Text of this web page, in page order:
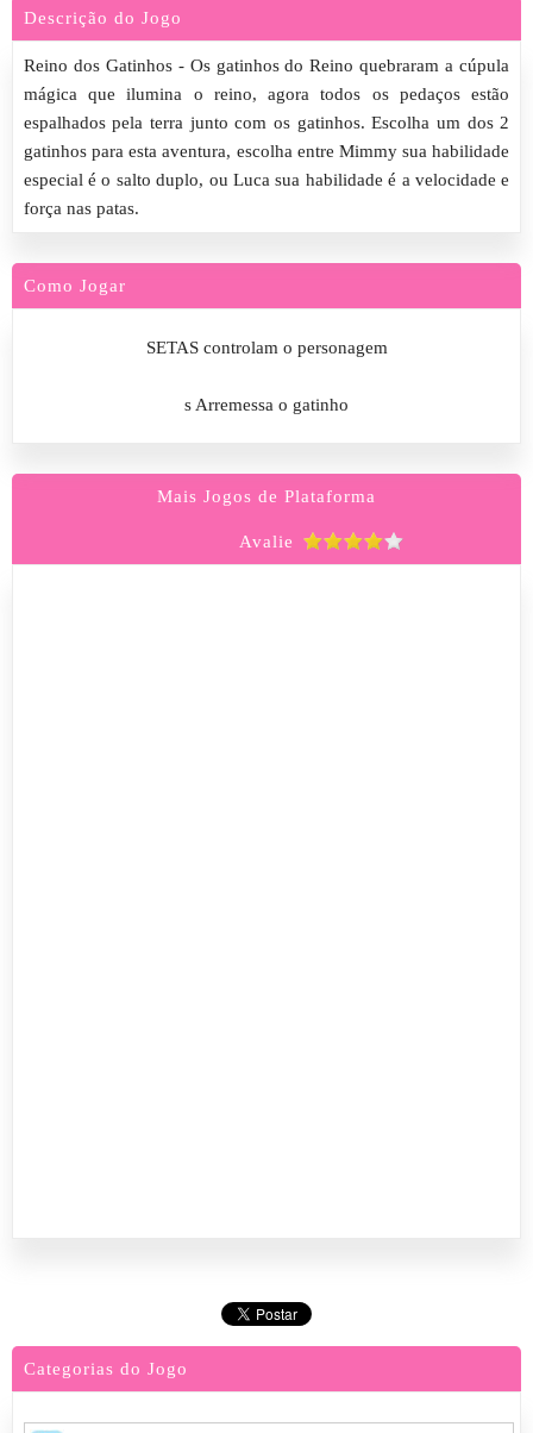
Descrição do Jogo
Reino dos Gatinhos - Os gatinhos do Reino quebraram a cúpula
mágica que ilumina o reino, agora todos os pedaços estão
espalhados pela terra junto com os gatinhos. Escolha um dos 2
gatinhos para esta aventura, escolha entre Mimmy sua habilidade
especial é o salto duplo, ou Luca sua habilidade é a velocidade e
força nas patas.
Como Jogar
SETAS controlam o personagem
s Arremessa o gatinho
Mais Jogos de Plataforma
Avalie
Categorias do Jogo